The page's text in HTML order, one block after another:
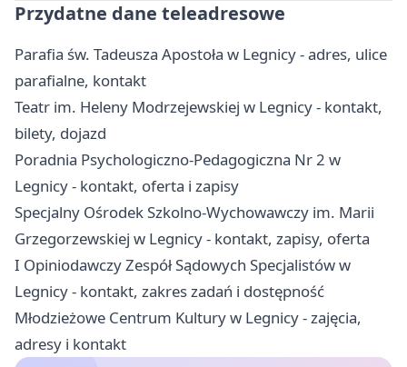
Przydatne dane teleadresowe
Parafia św. Tadeusza Apostoła w Legnicy - adres, ulice
parafialne, kontakt
Teatr im. Heleny Modrzejewskiej w Legnicy - kontakt,
bilety, dojazd
Poradnia Psychologiczno-Pedagogiczna Nr 2 w
Legnicy - kontakt, oferta i zapisy
Specjalny Ośrodek Szkolno-Wychowawczy im. Marii
Grzegorzewskiej w Legnicy - kontakt, zapisy, oferta
I Opiniodawczy Zespół Sądowych Specjalistów w
Legnicy - kontakt, zakres zadań i dostępność
Młodzieżowe Centrum Kultury w Legnicy - zajęcia,
adresy i kontakt